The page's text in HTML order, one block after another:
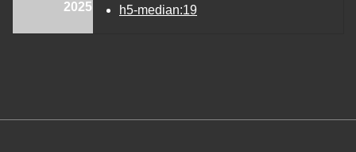
2025
h5-median:19